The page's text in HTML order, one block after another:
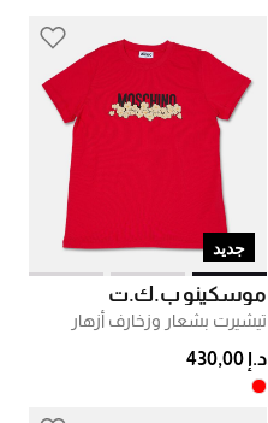
جديد
موسكينو ب.ك.ت
تيشيرت بشعار وزخارف أزهار
د.إ 430,00